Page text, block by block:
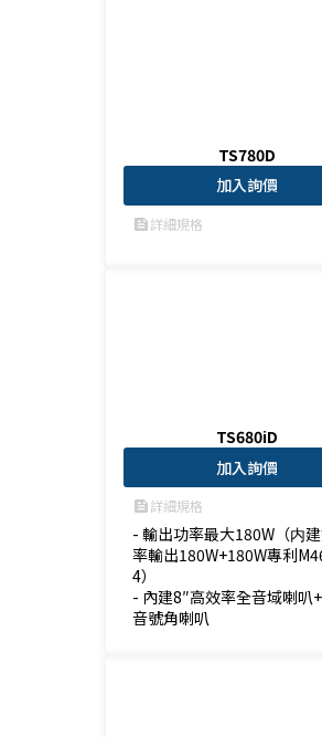
TS780D
加入詢價
feed詳細規格
TS680iD
加入詢價
feed詳細規格
- 輸出功率最大180W（内
率輸出180W+180W專利
4）
- 內建8″高效率全音域喇叭
音號角喇叭